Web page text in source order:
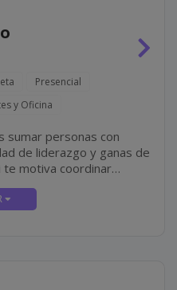
Presencial
y Oficina
sumar personas con
de liderazgo y ganas de
experiencia para
diaria de una